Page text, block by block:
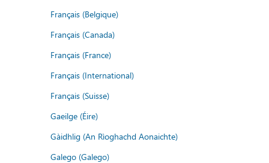
Français (Belgique)
Français (Canada)
Français (France)
Français (International)
Français (Suisse)
Gaeilge (Éire)
Gàidhlig (An Rìoghachd Aonaichte)
Galego (Galego)